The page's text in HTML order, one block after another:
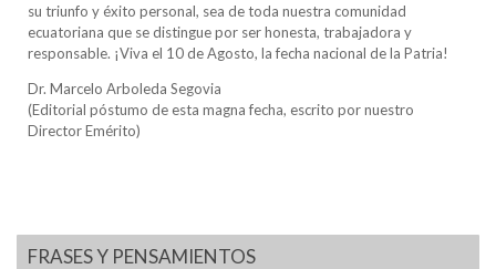
su triunfo y éxito personal, sea de toda nuestra comunidad
ecuatoriana que se distingue por ser honesta, trabajadora y
responsable. ¡Viva el 10 de Agosto, la fecha nacional de la Patria!
Dr. Marcelo Arboleda Segovia
(Editorial póstumo de esta magna fecha, escrito por nuestro
Director Emérito)
FRASES Y PENSAMIENTOS